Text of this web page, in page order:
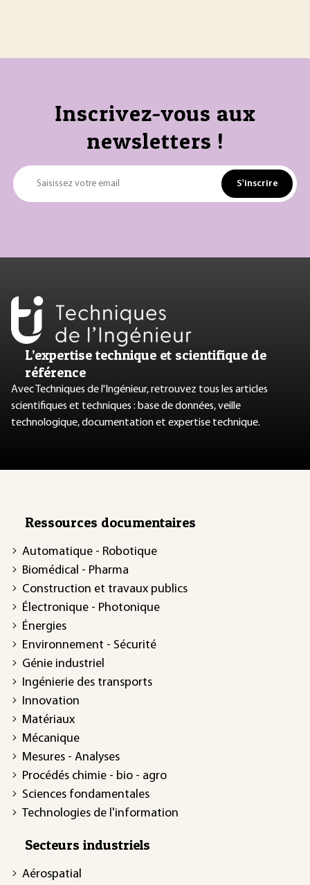
Inscrivez-vous aux
newsletters !
Saisissez votre email S'inscrire
L’expertise technique et scientifique de
référence
Avec Techniques de l'Ingénieur, retrouvez tous les articles
scientifiques et techniques : base de données, veille
technologique, documentation et expertise technique.
Ressources documentaires
Automatique - Robotique
Biomédical - Pharma
Construction et travaux publics
Électronique - Photonique
Énergies
Environnement - Sécurité
Génie industriel
Ingénierie des transports
Innovation
Matériaux
Mécanique
Mesures - Analyses
Procédés chimie - bio - agro
Sciences fondamentales
Technologies de l'information
Secteurs industriels
Aérospatial